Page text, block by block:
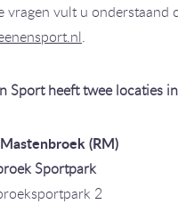
vragen vult u
.
Sport heeft twee locaties
(RM)
Sportpark
2